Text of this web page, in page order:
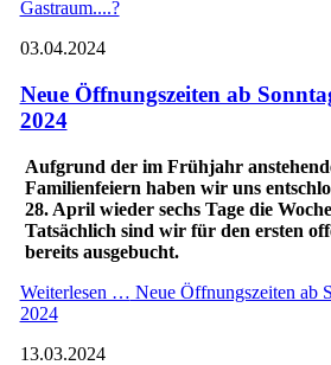
Gastraum....?
03.04.2024
Neue Öffnungszeiten ab
2024
Aufgrund der im Frühjahr
Familienfeiern haben wir uns
28. April wieder sechs Tage die
Tatsächlich sind wir für den ersten
bereits ausgebucht.
Weiterlesen … Neue Öffnungszeiten ab
2024
13.03.2024